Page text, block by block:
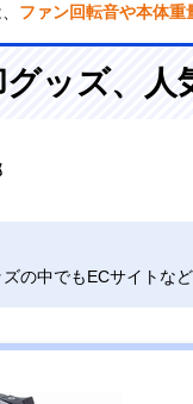
ファン回転音や本体
ッズ、人
の中でもECサイトな